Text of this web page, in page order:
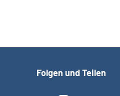
Folgen und Teilen